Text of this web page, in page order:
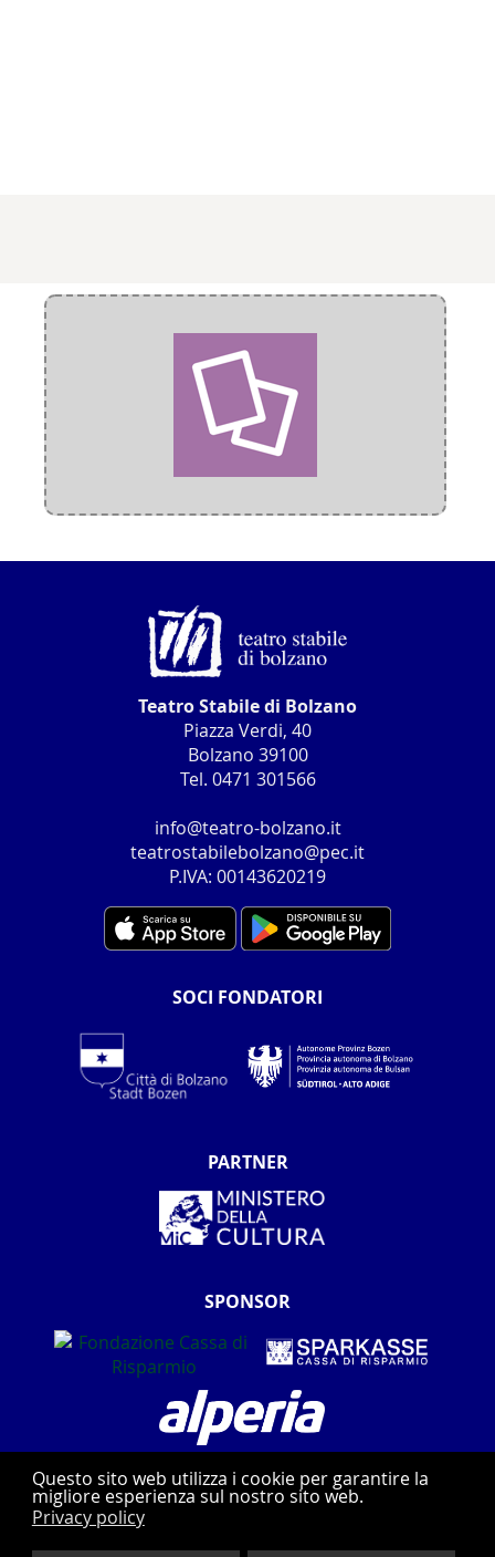
Questo sito web utilizza i cookie per garantire la
migliore esperienza sul nostro sito web.
Privacy policy
Teatro Stabile di Bolzano
Piazza Verdi, 40
Bolzano 39100
Tel. 0471 301566
info@teatro-bolzano.it
teatrostabilebolzano@pec.it
P.IVA: 00143620219
SOCI FONDATORI
PARTNER
SPONSOR